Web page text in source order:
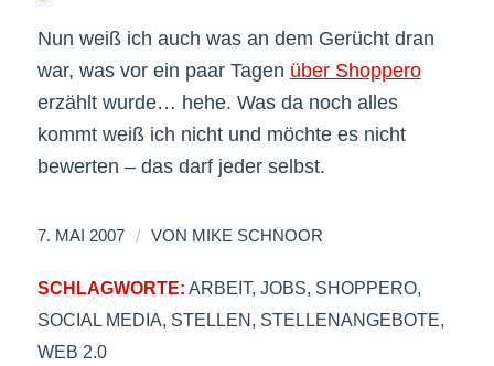
Nun weiß ich auch was an dem Gerücht dran
war, was vor ein paar Tagen über Shoppero
erzählt wurde… hehe. Was da noch alles
kommt weiß ich nicht und möchte es nicht
bewerten – das darf jeder selbst.
7. MAI 2007 / VON MIKE SCHNOOR
SCHLAGWORTE: ARBEIT, JOBS, SHOPPERO,
SOCIAL MEDIA, STELLEN, STELLENANGEBOTE,
WEB 2.0